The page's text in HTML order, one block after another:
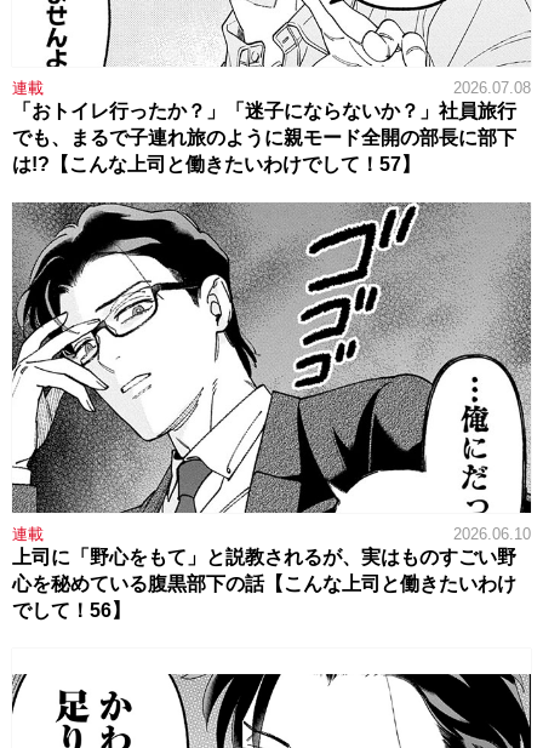
連載 2026.07.08
「おトイレ行ったか？」「迷子にならないか？」社員旅行
でも、まるで子連れ旅のように親モード全開の部長に部下
は!?【こんな上司と働きたいわけでして！57】
連載 2026.06.10
上司に「野心をもて」と説教されるが、実はものすごい野
心を秘めている腹黒部下の話【こんな上司と働きたいわけ
でして！56】